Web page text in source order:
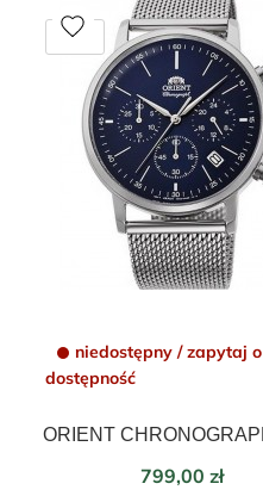
niedostępny / zapytaj o
dostępność
Cena
799,00 zł
favorite